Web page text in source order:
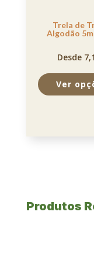
Trela de
Algodão
Desde
Ver
Produtos